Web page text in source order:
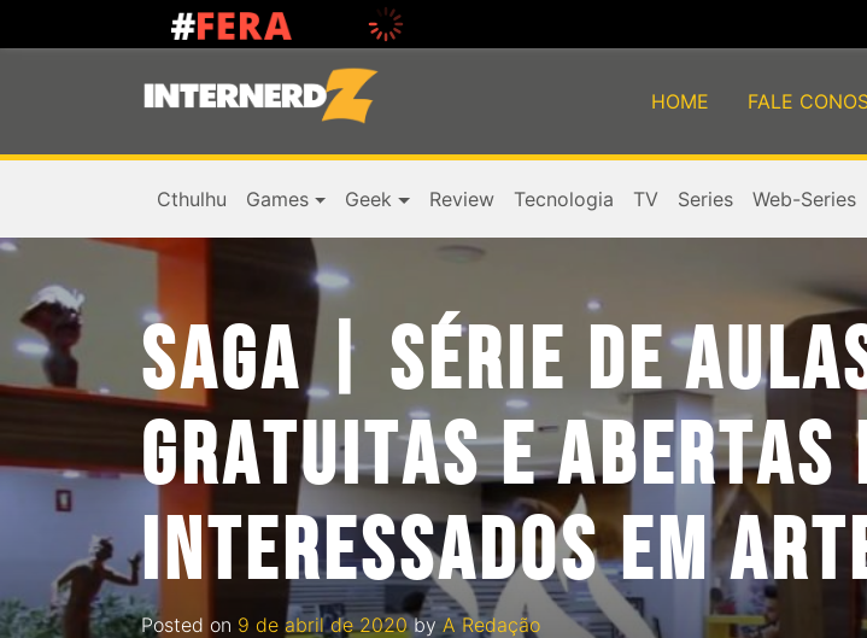
HOME FALE
Cthulhu Games Geek Review Tecnologia TV Series Web-Series
SAGA | SÉRIE DE
GRATUITAS E ABERTAS
INTERESSADOS EM
Posted on 9 de abril de 2020byA Redação